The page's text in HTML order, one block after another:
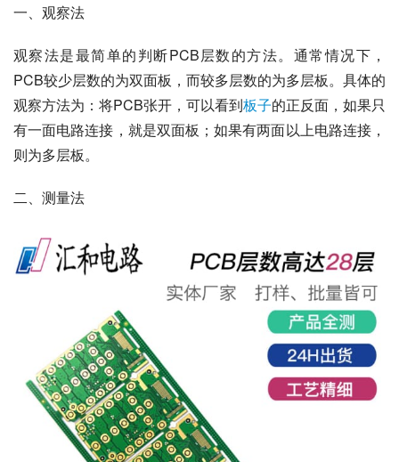
一、观察法
观察法是最简单的判断PCB层数的方法。通常情况下，
PCB较少层数的为双面板，而较多层数的为多层板。具体的
观察方法为：将PCB张开，可以看到板子的正反面，如果只
有一面电路连接，就是双面板；如果有两面以上电路连接，
则为多层板。
二、测量法